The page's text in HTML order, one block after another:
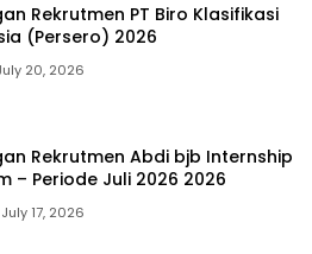
Rekrutmen PT Biro Klasifikasi
(Persero) 2026
20, 2026
Rekrutmen Abdi bjb Internship
– Periode Juli 2026 2026
July 17, 2026